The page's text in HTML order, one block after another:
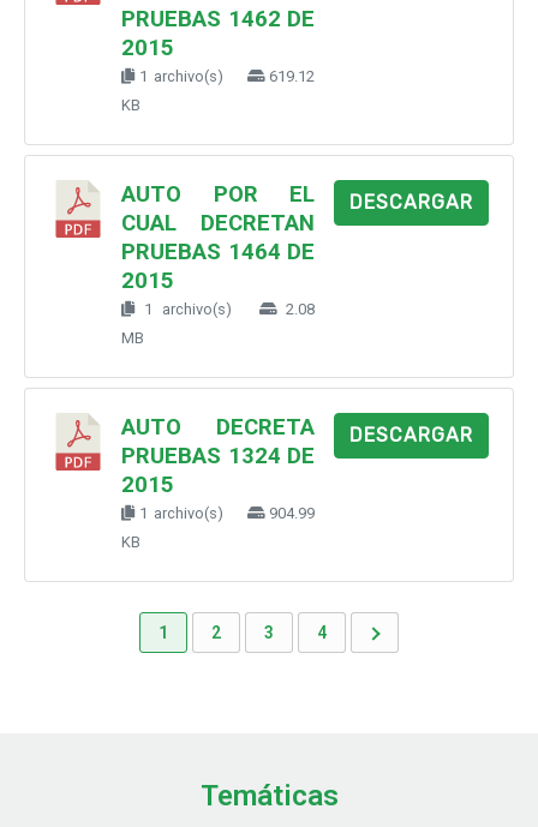
PRUEBAS 1462 DE
2015
1 archivo(s)
619.12
KB
AUTO POR EL
CUAL DECRETAN
PRUEBAS 1464 DE
2015
1 archivo(s)
2.08
MB
DESCARGAR
AUTO DECRETA
PRUEBAS 1324 DE
2015
1 archivo(s)
904.99
KB
DESCARGAR
1 2 3 4
Temáticas